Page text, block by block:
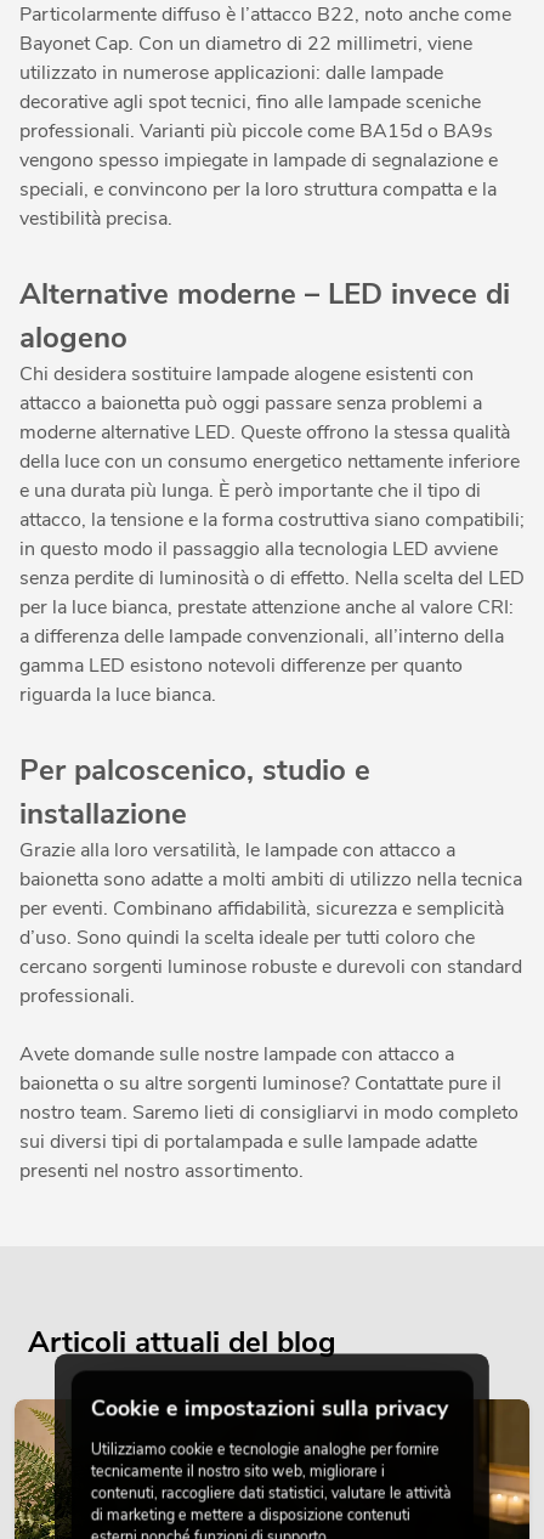
Particolarmente diffuso è l’attacco B22, noto anche come
Bayonet Cap. Con un diametro di 22 millimetri, viene
utilizzato in numerose applicazioni: dalle lampade
decorative agli spot tecnici, fino alle lampade sceniche
professionali. Varianti più piccole come BA15d o BA9s
vengono spesso impiegate in lampade di segnalazione e
speciali, e convincono per la loro struttura compatta e la
vestibilità precisa.
Alternative moderne – LED invece di
alogeno
Chi desidera sostituire lampade alogene esistenti con
attacco a baionetta può oggi passare senza problemi a
moderne alternative LED. Queste offrono la stessa qualità
della luce con un consumo energetico nettamente inferiore
e una durata più lunga. È però importante che il tipo di
attacco, la tensione e la forma costruttiva siano compatibili;
in questo modo il passaggio alla tecnologia LED avviene
senza perdite di luminosità o di effetto. Nella scelta del LED
per la luce bianca, prestate attenzione anche al valore CRI:
a differenza delle lampade convenzionali, all’interno della
gamma LED esistono notevoli differenze per quanto
riguarda la luce bianca.
Per palcoscenico, studio e
installazione
Grazie alla loro versatilità, le lampade con attacco a
baionetta sono adatte a molti ambiti di utilizzo nella tecnica
per eventi. Combinano affidabilità, sicurezza e semplicità
d’uso. Sono quindi la scelta ideale per tutti coloro che
cercano sorgenti luminose robuste e durevoli con standard
professionali.
Avete domande sulle nostre lampade con attacco a
baionetta o su altre sorgenti luminose? Contattate pure il
nostro team. Saremo lieti di consigliarvi in modo completo
sui diversi tipi di portalampada e sulle lampade adatte
presenti nel nostro assortimento.
Articoli attuali del blog
Cookie e impostazioni sulla privacy
Utilizziamo cookie e tecnologie analoghe per fornire
tecnicamente il nostro sito web, migliorare i
contenuti, raccogliere dati statistici, valutare le attività
di marketing e mettere a disposizione contenuti